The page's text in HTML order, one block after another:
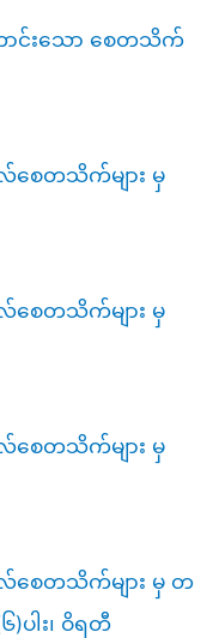
ာင်းသော စေတသိက်
စေတသိက်များ မှ
စေတသိက်များ မှ
စေတသိက်များ မှ
စေတသိက်များ မှ တ
ပါး၊ ဝိရတီ